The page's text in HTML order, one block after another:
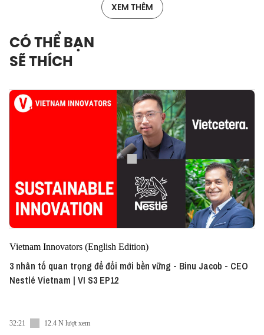
XEM THÊM
CÓ THỂ BẠN
SẼ THÍCH
Vietnam Innovators (English Edition)
3 nhân tố quan trọng để đổi mới bền vững - Binu Jacob - CEO
Nestlé Vietnam | VI S3 EP12
32:21 12.4 N lượt xem